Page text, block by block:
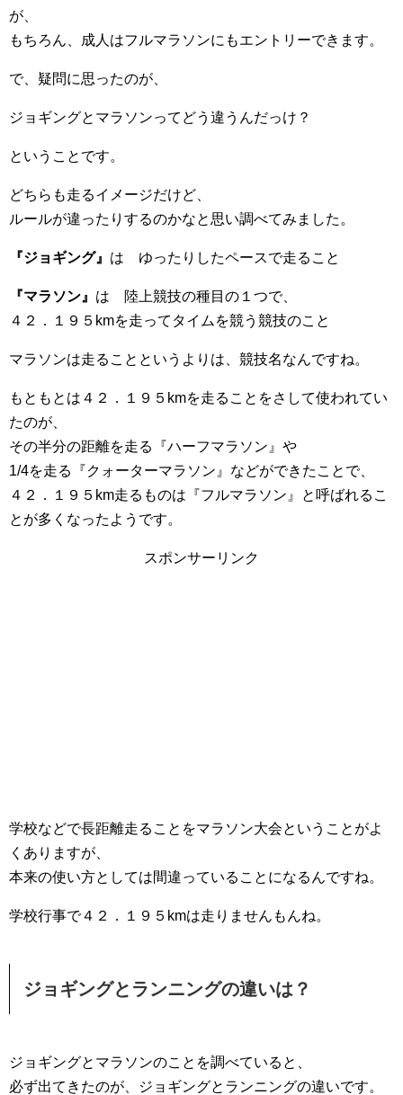
が、
もちろん、成人はフルマラソンにもエントリーできます。
で、疑問に思ったのが、
ジョギングとマラソンってどう違うんだっけ？
ということです。
どちらも走るイメージだけど、
ルールが違ったりするのかなと思い調べてみました。
『ジョギング』 は ゆったりしたペースで走ること
『マラソン』 は 陸上競技の種目の１つで、
４２．１９５kmを走ってタイムを競う競技のこと
マラソンは走ることというよりは、競技名なんですね。
もともとは４２．１９５kmを走ることをさして使われてい
たのが、
その半分の距離を走る『ハーフマラソン』や
1/4を走る『クォーターマラソン』などができたことで、
４２．１９５km走るものは『フルマラソン』と呼ばれるこ
とが多くなったようです。
スポンサーリンク
学校などで長距離走ることをマラソン大会ということがよ
くありますが、
本来の使い方としては間違っていることになるんですね。
学校行事で４２．１９５kmは走りませんもんね。
ジョギングとランニングの違いは？
ジョギングとマラソンのことを調べていると、
必ず出てきたのが、ジョギングとランニングの違いです。